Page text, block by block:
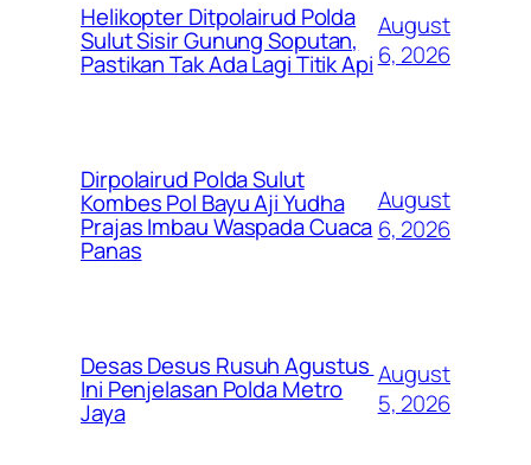
Helikopter Ditpolairud Polda
Sulut Sisir Gunung Soputan,
Pastikan Tak Ada Lagi Titik Api
August
6, 2026
Dirpolairud Polda Sulut
Kombes Pol Bayu Aji Yudha
Prajas Imbau Waspada Cuaca
Panas
August
6, 2026
Desas Desus Rusuh Agustus
Ini Penjelasan Polda Metro
Jaya
August
5, 2026